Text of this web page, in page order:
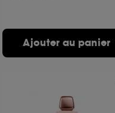
Ajouter au panier